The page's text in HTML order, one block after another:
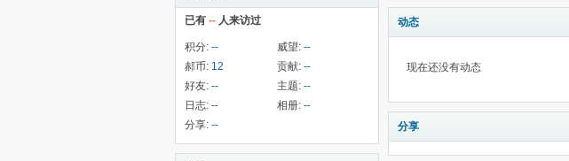
已有 -- 人来访过
积分: -- 威望: --
郝币: 12 贡献: --
好友: -- 主题: --
日志: -- 相册: --
分享: --
动态
现在还没有动态
分享